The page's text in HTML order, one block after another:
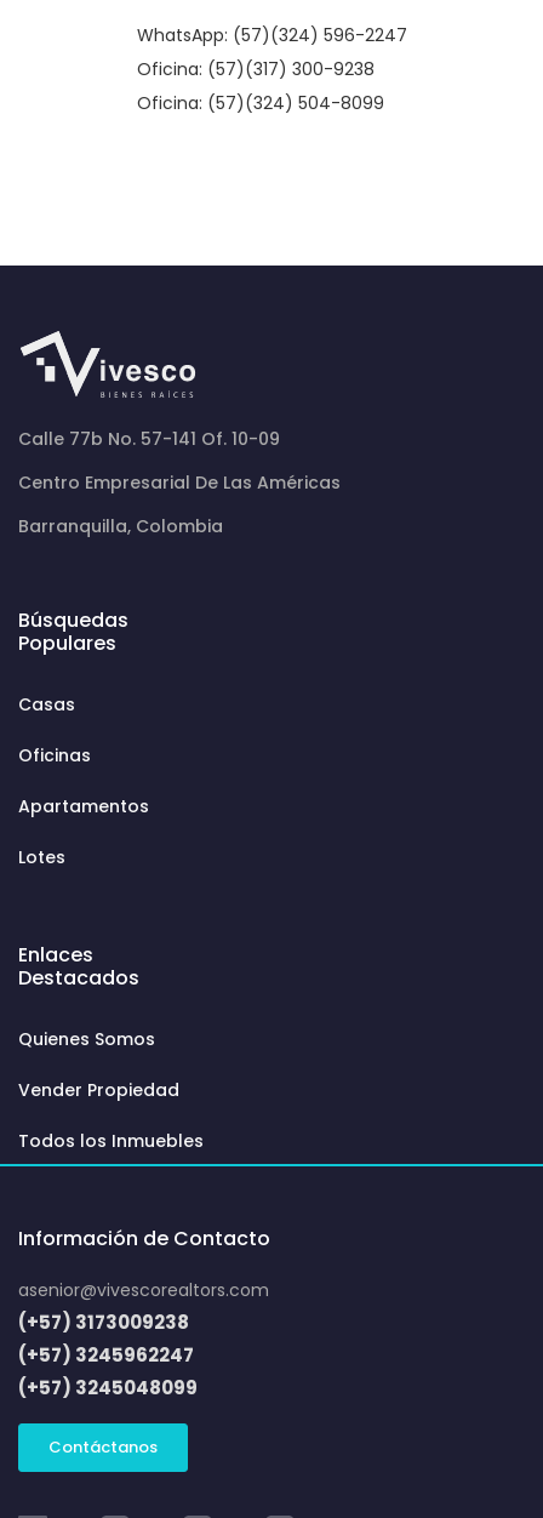
WhatsApp: (57)(324) 596-2247
Oficina: (57)(317) 300-9238
Oficina: (57)(324) 504-8099
Calle 77b No. 57-141 Of. 10-09
Centro Empresarial De Las Américas
Barranquilla, Colombia
Búsquedas
Populares
Casas
Oficinas
Apartamentos
Lotes
Enlaces
Destacados
Quienes Somos
Vender Propiedad
Todos los Inmuebles
Información de Contacto
asenior@vivescorealtors.com
(+57) 3173009238
(+57) 3245962247
(+57) 3245048099
Contáctanos